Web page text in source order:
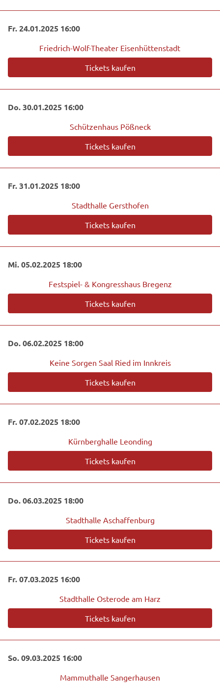
Fr. 24.01.2025 16:00
Friedrich-Wolf-Theater Eisenhüttenstadt
Tickets kaufen
Do. 30.01.2025 16:00
Schützenhaus Pößneck
Tickets kaufen
Fr. 31.01.2025 18:00
Stadthalle Gersthofen
Tickets kaufen
Mi. 05.02.2025 18:00
Festspiel- & Kongresshaus Bregenz
Tickets kaufen
Do. 06.02.2025 18:00
Keine Sorgen Saal Ried im Innkreis
Tickets kaufen
Fr. 07.02.2025 18:00
Kürnberghalle Leonding
Tickets kaufen
Do. 06.03.2025 18:00
Stadthalle Aschaffenburg
Tickets kaufen
Fr. 07.03.2025 16:00
Stadthalle Osterode am Harz
Tickets kaufen
So. 09.03.2025 16:00
Mammuthalle Sangerhausen